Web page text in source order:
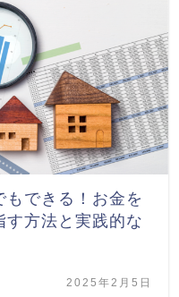
できる！お金を
す方法と実践的な
2025年2月5日